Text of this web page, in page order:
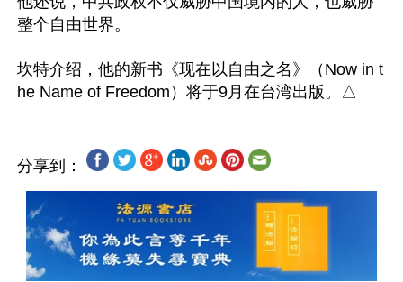
整个自由世界。
坎特介绍，他的新书《现在以自由之名》（Now in t
分享到：